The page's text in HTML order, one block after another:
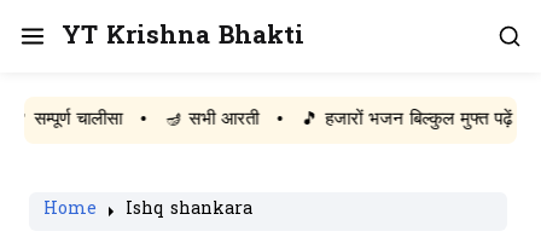
YT Krishna Bhakti
चालीसा • 🪔 सभी आरती • 🎵 हजारों भजन बिल्कुल मुफ्त पढ़ें
Home Ishq shankara